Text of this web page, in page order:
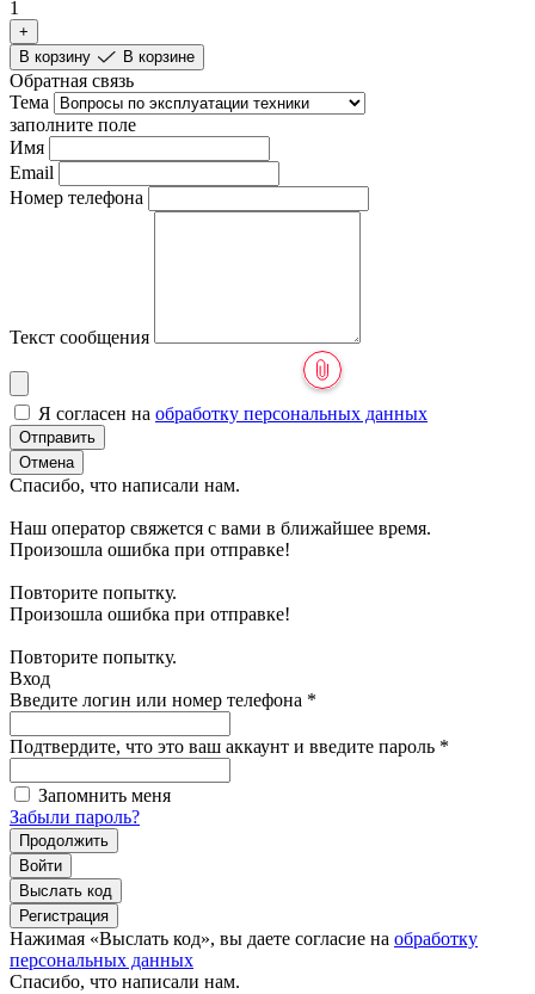
1
+
В корзину
В корзине
Обратная связь
Тема
заполните поле
Имя
Email
Номер телефона
Текст сообщения
Я согласен на обработку персональных данных
Отправить
Отмена
Спасибо, что написали нам.
Наш оператор свяжется с вами в ближайшее время.
Произошла ошибка при отправке!
Повторите попытку.
Произошла ошибка при отправке!
Повторите попытку.
Вход
Введите логин или номер телефона *
Подтвердите, что это ваш аккаунт и введите пароль *
Запомнить меня
Забыли пароль?
Продолжить
Войти
Выслать код
Регистрация
Нажимая «Выслать код», вы даете согласие на обработку
персональных данных
Спасибо, что написали нам.